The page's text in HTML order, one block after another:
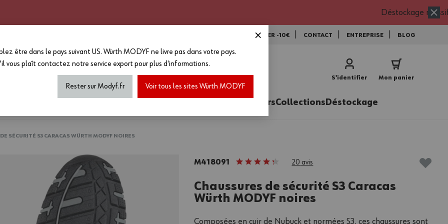
Déstockage
-15% sur le reste du site avec le code EXTRA15 * !
*Offre non cumulable avec toutes autres offres ou remises exceptionnelles en cours (déstockage, promos, frais
de marquage...) dans la limite des stocks disponibles, jusqu’au 16/08/2026.
NEWSLETTER -10€ CONTACT ENTREPRISE BLOG
MAGASIN...
S'identifier Mon panier
MétiersCollections Déstockage
SÉCURITÉ S3 CARACAS WÜRTH MODYF NOIRES
M418091 20 avis
Chaussures de sécurité S3 Caracas
Würth MODYF noires
Composées en cuir de Nubuck et normées S3, ces chaussures sont
être dans le pays suivant US. Würth MODYF ne livre pas dans votre pays.
vous plaît contactez notre service export pour plus d'informations.
Rester sur Modyf.fr Voir tous les sites Würth MODYF